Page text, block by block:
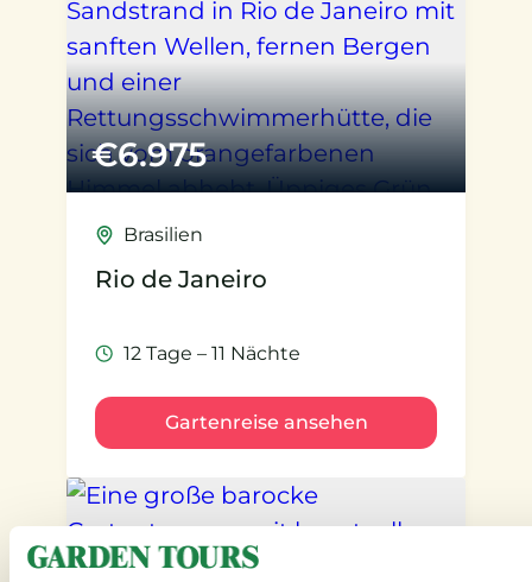
€6.975
Brasilien
Rio de Janeiro
12 Tage – 11 Nächte
Gartenreise ansehen